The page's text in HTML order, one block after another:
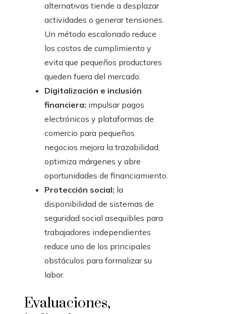
alternativas tiende a desplazar
actividades o generar tensiones.
Un método escalonado reduce
los costos de cumplimiento y
evita que pequeños productores
queden fuera del mercado.
Digitalización e inclusión
financiera: impulsar pagos
electrónicos y plataformas de
comercio para pequeños
negocios mejora la trazabilidad,
optimiza márgenes y abre
oportunidades de financiamiento.
Protección social: la
disponibilidad de sistemas de
seguridad social asequibles para
trabajadores independientes
reduce uno de los principales
obstáculos para formalizar su
labor.
Evaluaciones,